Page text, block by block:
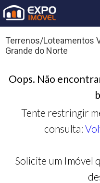
Terrenos/Loteamentos
Grande do Norte
Oops. Não
Tente restringir
consulta:
Solicite um Imóvel